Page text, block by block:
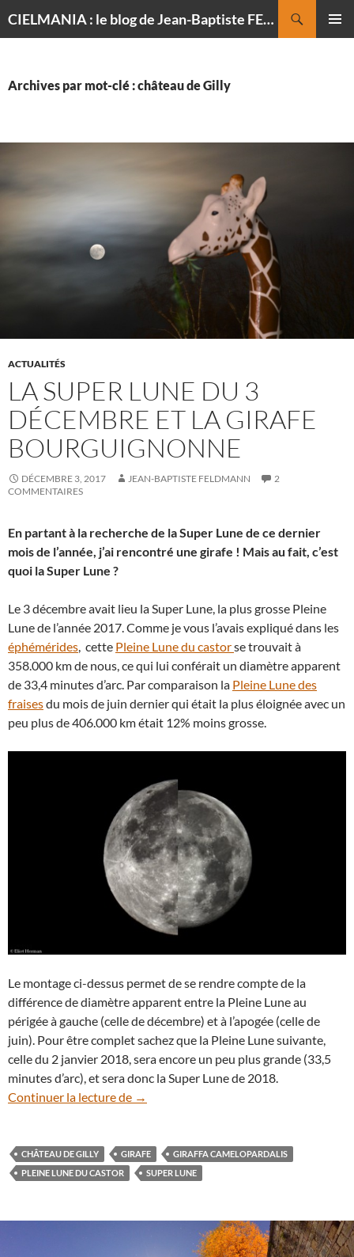
CIELMANIA : le blog de Jean-Baptiste FELDMANN, photographe du ciel
Archives par mot-clé : château de Gilly
ACTUALITÉS
LA SUPER LUNE DU 3
DÉCEMBRE ET LA GIRAFE
BOURGUIGNONNE
DÉCEMBRE 3, 2017 JEAN-BAPTISTE FELDMANN
2
COMMENTAIRES
En partant à la recherche de la Super Lune de ce dernier
mois de l’année, j’ai rencontré une girafe ! Mais au fait, c’est
quoi la Super Lune ?
Le 3 décembre avait lieu la Super Lune, la plus grosse Pleine
Lune de l’année 2017. Comme je vous l’avais expliqué dans les
éphémérides, cette Pleine Lune du castorse trouvait à
358.000 km de nous, ce qui lui conférait un diamètre apparent
de 33,4 minutes d’arc. Par comparaison la Pleine Lune des
fraisesdu mois de juin dernier qui était la plus éloignée avec un
peu plus de 406.000 km était 12% moins grosse.
Le montage ci-dessus permet de se rendre compte de la
différence de diamètre apparent entre la Pleine Lune au
périgée à gauche (celle de décembre) et à l’apogée (celle de
juin). Pour être complet sachez que la Pleine Lune suivante,
celle du 2 janvier 2018, sera encore un peu plus grande (33,5
minutes d’arc), et sera donc la Super Lune de 2018.
Continuer la lecture de
La Super Lune du 3 décembre et la
→
CHÂTEAU DE GILLY GIRAFE
GIRAFFA CAMELOPARDALIS
PLEINE LUNE DU CASTOR
SUPER LUNE